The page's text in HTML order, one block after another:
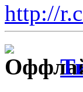
http://